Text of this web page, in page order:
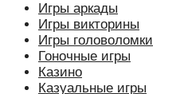
Игры аркады
Игры викторины
Игры головоломки
Гоночные игры
Казино
Казуальные игры